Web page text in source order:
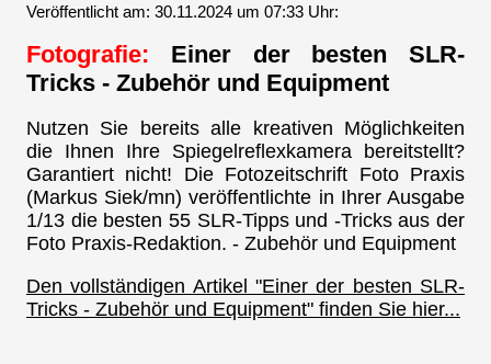
Veröffentlicht am: 30.11.2024 um 07:33 Uhr:
Fotografie: Einer der besten SLR-
Tricks - Zubehör und Equipment
Nutzen Sie bereits alle kreativen Möglichkeiten
die Ihnen Ihre Spiegelreflexkamera bereitstellt?
Garantiert nicht! Die Fotozeitschrift Foto Praxis
(Markus Siek/mn) veröffentlichte in Ihrer Ausgabe
1/13 die besten 55 SLR-Tipps und -Tricks aus der
Foto Praxis-Redaktion. - Zubehör und Equipment
Den vollständigen Artikel "Einer der besten SLR-
Tricks - Zubehör und Equipment" finden Sie hier...